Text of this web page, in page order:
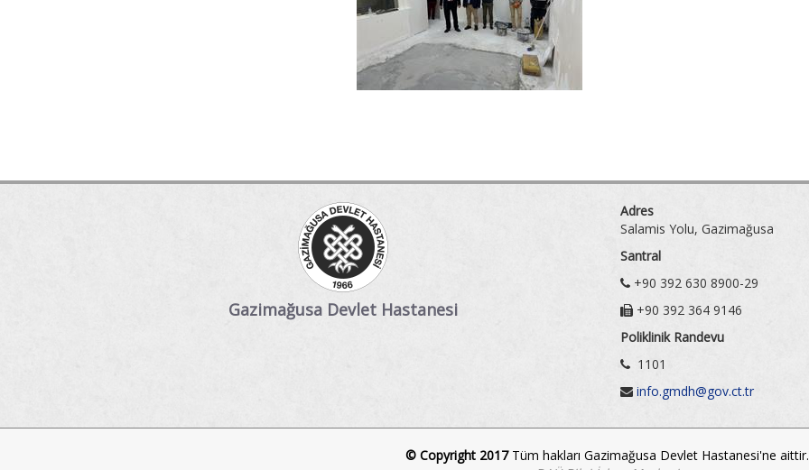
Gazimağusa Devlet Hastanesi
Adres
Salamis Yolu, Gazimağusa
Santral
+90 392 630 8900-29
+90 392 364 9146
Poliklinik Randevu
1101
info.gmdh@gov.ct.tr
© Copyright 2017Tüm hakları Gazimağusa Devlet Hastanesi'ne aittir.